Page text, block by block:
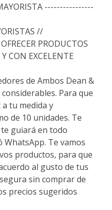
----------------
//
PRODUCTOS
CON EXCELENTE
de Ambos Dean &
Para que
tu medida y
de 10 unidades. Te
guiará en todo
Te vamos
productos, para que
al gusto de tus
sin comprar de
precios sugeridos